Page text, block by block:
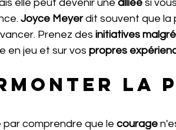
elle peut devenir une alliée si
Joyce Meyer dit souvent que la
Prenez des initiatives
en jeu et sur vos propres
la
comprendre que le courage